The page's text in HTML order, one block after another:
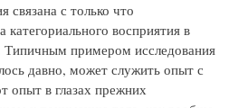
связана с только что
восприятия в
Типичным примером исследования
давно, может служить опыт с
опыт в глазах прежних